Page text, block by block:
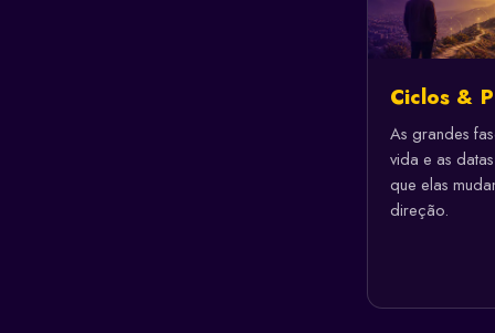
Ciclos &
As grandes
vida e as
que elas
direção.